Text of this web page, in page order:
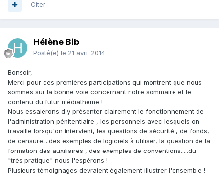
Citer
Hélène Bib
Posté(e) le 21 avril 2014
Bonsoir,
Merci pour ces premières participations qui montrent que nous
sommes sur la bonne voie concernant notre sommaire et le
contenu du futur médiatheme !
Nous essaierons d'y présenter clairement le fonctIonnement de
l'administration pénitentiaire , les personnels avec lesquels on
travaille lorsqu'on intervient, les questions de sécurité , de fonds,
de censure....des exemples de logiciels à utiliser, la question de la
formation des auxiliaires , des exemples de conventions.....du
"très pratique" nous l'espérons !
Plusieurs témoignages devraient également illustrer l'ensemble !